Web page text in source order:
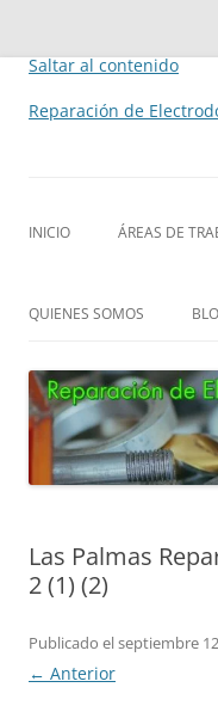
Saltar al contenido
Reparación de
INICIO ÁREAS DE
QUIENES SOMOS
Las Palmas
2 (1) (2)
Publicado elseptiembre
← Anterior